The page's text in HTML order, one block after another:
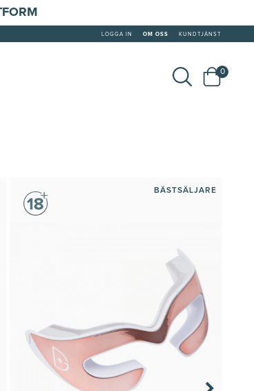
LOGGA IN OM OSS KUNDTJÄNST
0
BÄSTSÄLJARE